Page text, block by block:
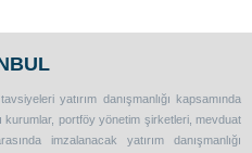
yatırım danışmanlığı kapsamında
kurumlar, portföy yönetim şirketleri, mevduat
imzalanacak yatırım danışmanlığı